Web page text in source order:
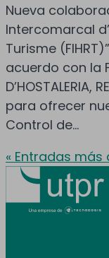
Nueva
Intercomarcal
Turisme
acuerdo con la
D’HOSTALERIA,
para ofrecer
Control de...
« Entradas más